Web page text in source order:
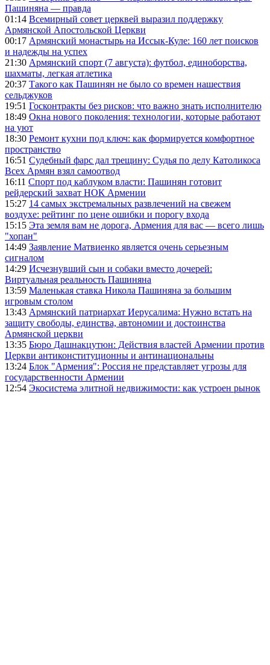
Пашиняна — правда
01:14 Всемирный совет церквей выразил поддержку
Армянской Апостольской Церкви
00:17 Армянский монастырь на Иссык-Куле: 160 лет поисков
и надежды на успех
21:30 Армянский спорт (7 августа): футбол, единоборства,
шахматы, легкая атлетика
20:37 Такого как Пашинян не было со времен нашествия
сельджуков
19:51 Госконтракты без рисков: что важно знать исполнителю
18:49 Окна нового поколения: технологии, которые работают
на уют
18:30 Ремонт кухни под ключ: как формируется комфортное
пространство
16:51 Судебный фарс дал трещину: Судья по делу Католикоса
Всех Армян взял самоотвод
16:11 Спорт под каблуком власти: Пашинян готовит
рейдерский захват НОК Армении
15:27 14 самых экстремальных развлечений на свежем
воздухе: рейтинг по цене ошибки и порогу входа
15:15 Эта земля вам не дорога, Армения для вас — всего лишь
"хопан"
14:49 Заявление Матвиенко является очень серьезным
сигналом
14:29 Исчезнувший сын и собаки вместо дочерей:
Виртуальная реальность Пашиняна
13:59 Маленькая ставка Никола Пашиняна за большим
игровым столом
13:43 Армянский патриархат Иерусалима: Нужно встать на
защиту свободы, единства, автономии и достоинства
Армянской церкви
13:35 Бюро Дашнакцутюн: Действия властей Армении против
Церкви антиконституционны и антинациональны
13:24 Блок "Армения": Россия не представляет угрозы для
государственности Армении
12:54 Экосистема элитной недвижимости: как устроен рынок